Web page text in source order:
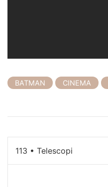
BATMAN CINEMA
N
a
113 • Telescopi